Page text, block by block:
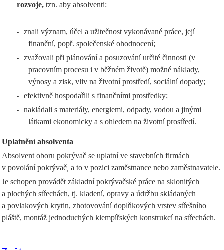
rozvoje, tzn. aby absolventi:
-
znali význam, účel a užitečnost vykonávané práce, její
finanční, popř. společenské ohodnocení;
-
zvažovali při plánování a posuzování určité činnosti (v
pracovním procesu i v běžném životě) možné náklady,
výnosy a zisk, vliv na životní prostředí, sociální dopady;
- efektivně hospodařili s finančními prostředky;
-
nakládali s materiály, energiemi, odpady, vodou a jinými
látkami ekonomicky a s ohledem na životní prostředí.
Uplatnění absolventa
Absolvent oboru pokrývač se uplatní ve stavebních firmách
v povolání pokrývač a to v pozici zaměstnance nebo zaměstnavatele.
Je schopen provádět základní pokrývačské práce na sklonitých
a plochých střechách, tj. kladení, opravy a údržbu skládaných
a povlakových krytin, zhotovování doplňkových vrstev střešního
pláště, montáž jednoduchých klempířských konstrukcí na střechách.